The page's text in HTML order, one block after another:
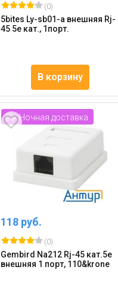
(0)
5bites Ly-sb01-a внешняя Rj-
45 5e кат., 1порт.
В корзину
Ночная доставка
118 руб.
(0)
Gembird Na212 Rj-45 кат.5e
внешняя 1 порт, 110&krone